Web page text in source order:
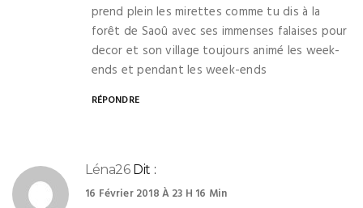
prend plein les mirettes comme tu dis à la
forêt de Saoû avec ses immenses falaises pour
decor et son village toujours animé les week-
ends et pendant les week-ends
RÉPONDRE
Léna26 Dit :
16 Février 2018 À 23 H 16 Min